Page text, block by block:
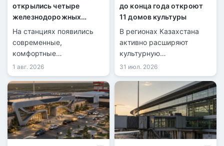
открылись четыре
железнодорожных
вокзала
На станциях появились
современные,
комфортные
пространства для
пассажиров.
1 авг. 2026
до конца года откроют
11 домов культуры
В регионах Казахстана
активно расширяют
культурную
инфраструктуру.
31 июл. 2026